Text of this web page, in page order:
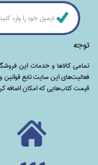
توجه
تمامی‌ کالاها و خدمات این
فعالیت‌های این سایت تابع
قیمت کتاب‌هایی که امکان اضافه